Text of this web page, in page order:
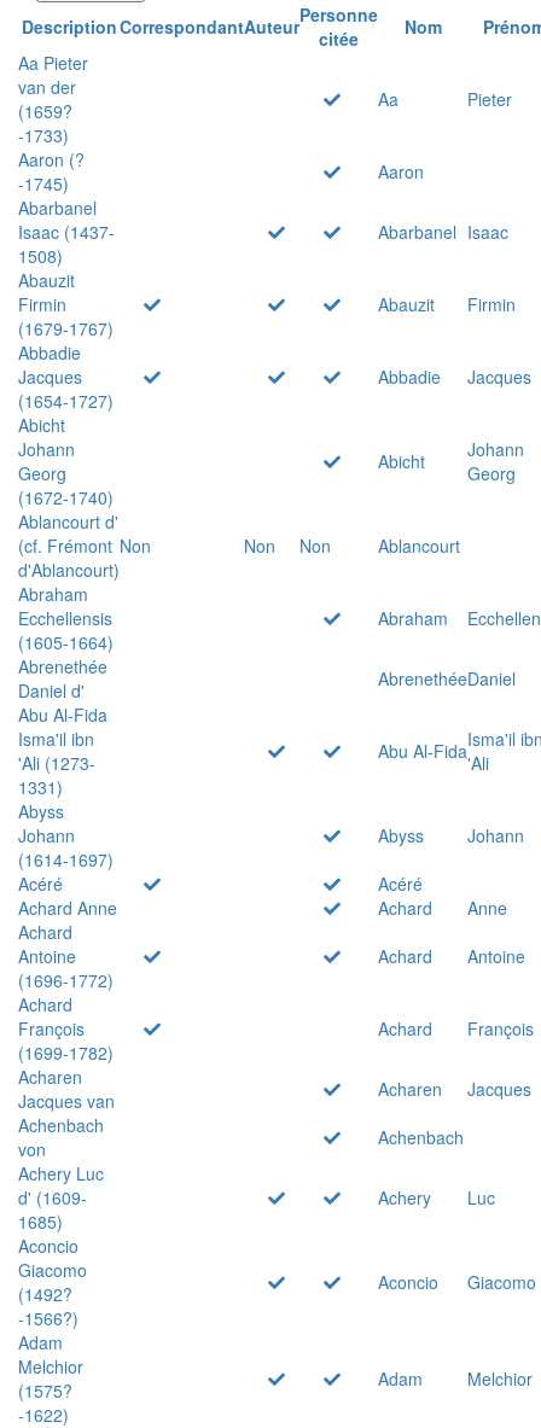
DescriptionCorrespondantAuteurPersonne
citée
Nom
Aa Pieter
van der
(1659?
-1733)
Aa Pieter
Aaron (?
-1745)
Aaron
Abarbanel
Isaac (1437-
1508)
Abarbanel Isaac
Abauzit
Firmin
(1679-1767)
Abauzit
Firmin
Abbadie
Jacques
(1654-1727)
Abbadie
Jacques
Abicht
Johann
Georg
(1672-1740)
Abicht
Johann
Georg
Ablancourt d'
(cf. Frémont
d'Ablancourt)
Non Non Non
Ablancourt
Abraham
Ecchellensis
(1605-1664)
Abraham
Abrenethée
Daniel d'
AbrenethéeDaniel
Abu Al-Fida
Isma'il ibn
'Ali (1273-
1331)
Abu Al-FidaIsma'il
'Ali
Abyss
Johann
(1614-1697)
Abyss
Johann
Acéré
Acéré
Achard Anne
Achard
Anne
Achard
Antoine
(1696-1772)
Achard
Antoine
Achard
François
(1699-1782)
Achard
François
Acharen
Jacques van
Acharen
Jacques
Achenbach
von
Achenbach
Achery Luc
d' (1609-
1685)
Achery
Luc
Aconcio
Giacomo
(1492?
-1566?)
Aconcio Giacomo
Adam
Melchior
(1575?
-1622)
Adam Melchior